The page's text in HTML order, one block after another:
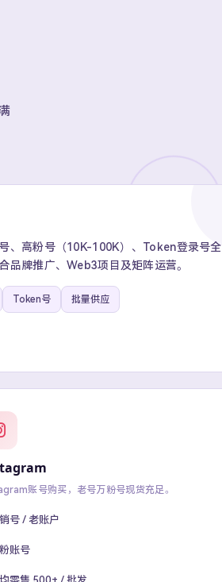
、高粉号（10K-100K）、Token登录号全
品牌推广、Web3项目及矩阵运营。
Token号 批量供应
账号购买，老号万粉号现货充足。
号 / 老账户
账号